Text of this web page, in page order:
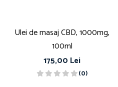
Ulei de masaj CBD, 1000mg,
100ml
175,00 Lei
(0)